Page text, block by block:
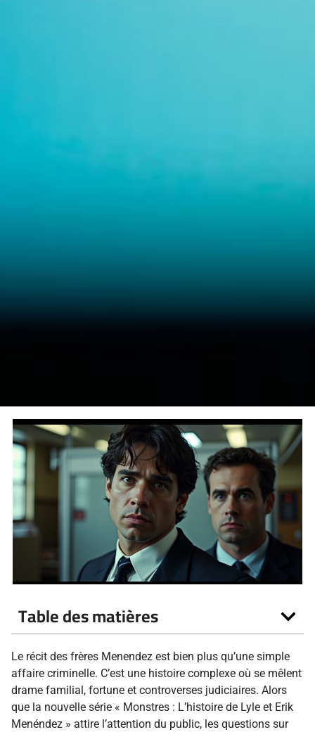
Table des matières
Le récit des frères Menendez est bien plus qu’une simple
affaire criminelle. C’est une histoire complexe où se mêlent
drame familial, fortune et controverses judiciaires. Alors
que la nouvelle série « Monstres : L’histoire de Lyle et Erik
Menéndez » attire l’attention du public, les questions sur